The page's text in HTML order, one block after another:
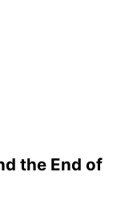
the End of